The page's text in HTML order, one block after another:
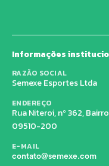
Informações
RAZÃO SOCIAL
Semexe Esportes Ltda
ENDEREÇO
Rua Niteroi, nº 362,
09510-200
E-MAIL
contato@semexe.com